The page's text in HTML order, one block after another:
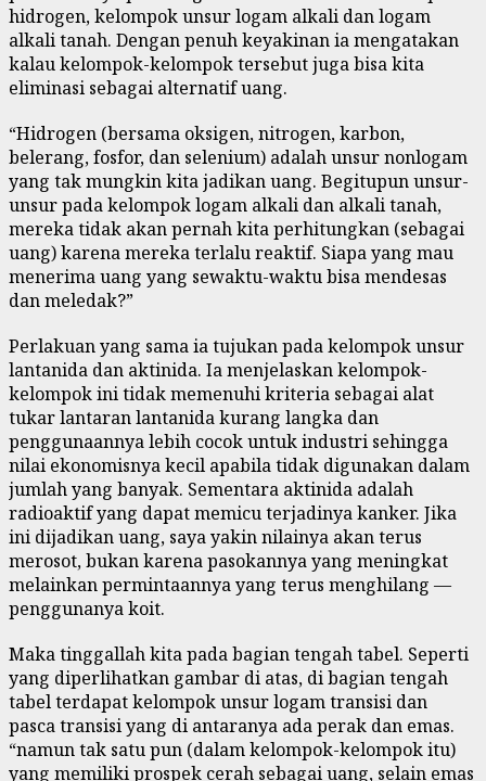
hidrogen, kelompok unsur logam alkali dan logam
alkali tanah. Dengan penuh keyakinan ia mengatakan
kalau kelompok-kelompok tersebut juga bisa kita
eliminasi sebagai alternatif uang.
“Hidrogen (bersama oksigen, nitrogen, karbon,
belerang, fosfor, dan selenium) adalah unsur nonlogam
yang tak mungkin kita jadikan uang. Begitupun unsur-
unsur pada kelompok logam alkali dan alkali tanah,
mereka tidak akan pernah kita perhitungkan (sebagai
uang) karena mereka terlalu reaktif. Siapa yang mau
menerima uang yang sewaktu-waktu bisa mendesas
dan meledak?”
Perlakuan yang sama ia tujukan pada kelompok unsur
lantanida dan aktinida. Ia menjelaskan kelompok-
kelompok ini tidak memenuhi kriteria sebagai alat
tukar lantaran lantanida kurang langka dan
penggunaannya lebih cocok untuk industri sehingga
nilai ekonomisnya kecil apabila tidak digunakan dalam
jumlah yang banyak. Sementara aktinida adalah
radioaktif yang dapat memicu terjadinya kanker. Jika
ini dijadikan uang, saya yakin nilainya akan terus
merosot, bukan karena pasokannya yang meningkat
melainkan permintaannya yang terus menghilang —
penggunanya koit.
Maka tinggallah kita pada bagian tengah tabel. Seperti
yang diperlihatkan gambar di atas, di bagian tengah
tabel terdapat kelompok unsur logam transisi dan
pasca transisi yang di antaranya ada perak dan emas.
“namun tak satu pun (dalam kelompok-kelompok itu)
yang memiliki prospek cerah sebagai uang, selain emas